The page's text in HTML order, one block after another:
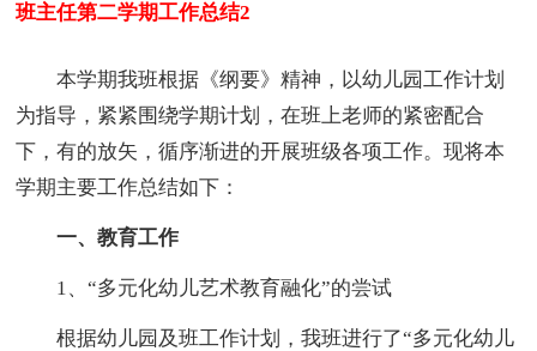
班主任第二学期工作总结2
本学期我班根据《纲要》精神，以幼儿园工作计划
为指导，紧紧围绕学期计划，在班上老师的紧密配合
下，有的放矢，循序渐进的开展班级各项工作。现将本
学期主要工作总结如下：
一、教育工作
1、“多元化幼儿艺术教育融化”的尝试
根据幼儿园及班工作计划，我班进行了“多元化幼儿